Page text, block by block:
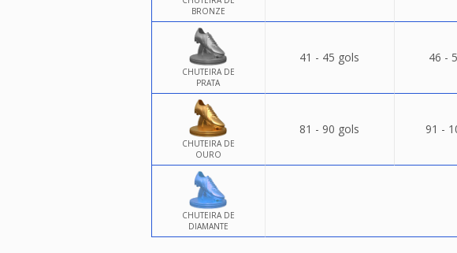
BRONZE
CHUTEIRA DE
PRATA
41 - 45 gols 46 -
CHUTEIRA DE
OURO
81 - 90 gols 91 -
CHUTEIRA DE
DIAMANTE